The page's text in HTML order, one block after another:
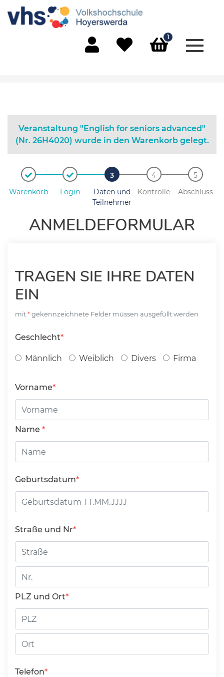
1
Veranstaltung "English for seniors advanced"
(Nr. 26H4020) wurde in den Warenkorb gelegt.
Warenkorb Login
Daten und
Teilnehmer
Kontrolle Abschluss
ANMELDEFORMULAR
TRAGEN SIE IHRE DATEN
EIN
mit gekennzeichnete Felder müssen ausgefüllt werden
Geschlecht
Männlich Weiblich Divers Firma
Vorname
Name
Geburtsdatum
Straße und Nr
Straße
Hausnummer
PLZ und Ort
PLZ
Ort
Telefon